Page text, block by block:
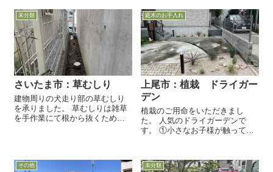
未分類
さいたま市：草むしり
建物周りの犬走り部の草むしり
を承りました。 草むしりは雑草
を手作業にて根から抜くため、
剤（雑草が生えにくい土壌改...
庭木のお手入れ
上尾市：植栽 ドライガー
デン
植栽のご用命をいただきまし
た。 人気のドライガーデンで
す。 ①小さなお子様が触っても
を選定しました。
その他 未分類